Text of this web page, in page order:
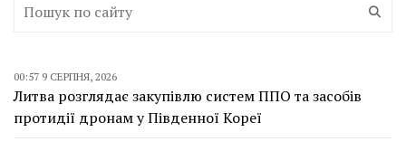
00:57 9 СЕРПНЯ, 2026
Литва розглядає закупівлю систем ППО та засобів
протидії дронам у Південної Кореї